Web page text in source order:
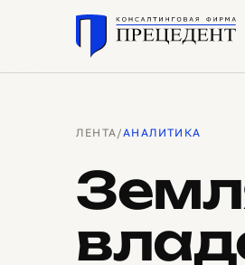
ЛЕНТА/АНАЛИТИКА